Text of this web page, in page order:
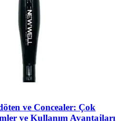
ve Concealer: Çok
ve Kullanım Avantajları